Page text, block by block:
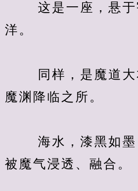
这是一座，悬于
洋。
同样，是魔道大
魔渊降临之所。
海水，漆黑如墨
被魔气浸透、融合。